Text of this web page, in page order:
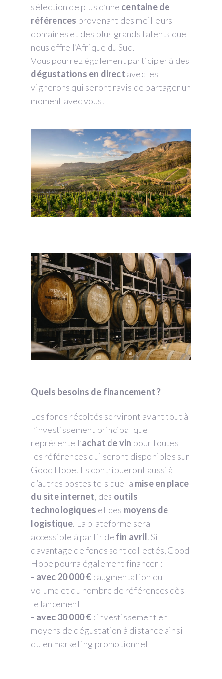
sélection de plus d’une centaine de
références provenant des meilleurs
domaines et des plus grands talents que
nous offre l’Afrique du Sud.
Vous pourrez également participer à des
dégustations en direct avec les
vignerons qui seront ravis de partager un
moment avec vous.
Quels besoins de financement ?
Les fonds récoltés serviront avant tout à
l’investissement principal que
représente l’achat de vin pour toutes
les références qui seront disponibles sur
Good Hope. Ils contribueront aussi à
d’autres postes tels que la mise en place
du site internet, des outils
technologiques et des moyens de
logistique. La plateforme sera
accessible à partir de fin avril. Si
davantage de fonds sont collectés, Good
Hope pourra également financer :
- avec 20 000 € : augmentation du
volume et du nombre de références dès
le lancement
- avec 30 000 € : investissement en
moyens de dégustation à distance ainsi
qu'en marketing promotionnel